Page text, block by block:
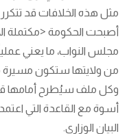
مثل هذه الخلافات قد تتكرر
أصبحت الحكومة <مكتملة
مجلس النواب، ما يعني
من ولايتها ستكون مسيرة
وكل ملف سيُطرح أمامها
أسوة مع القاعدة التي
البيان الوزاري.